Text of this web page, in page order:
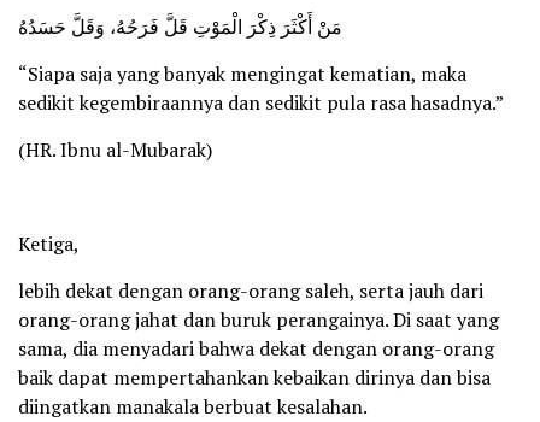
مَنْ أَكْثَرَ ذِكْرَ الْمَوْتِ قَلَّ فَرَحُهُ، وَقَلَّ حَسَدُهُ
“Siapa saja yang banyak mengingat kematian, maka
sedikit kegembiraannya dan sedikit pula rasa hasadnya.”
(HR. Ibnu al-Mubarak)
Ketiga,
lebih dekat dengan orang-orang saleh, serta jauh dari
orang-orang jahat dan buruk perangainya. Di saat yang
sama, dia menyadari bahwa dekat dengan orang-orang
baik dapat mempertahankan kebaikan dirinya dan bisa
diingatkan manakala berbuat kesalahan.